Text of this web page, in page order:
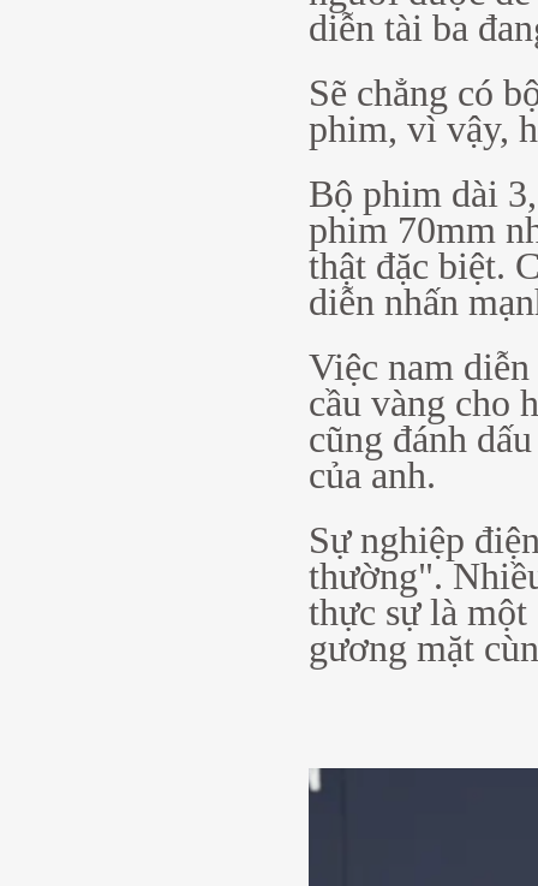
diễn tài ba
Sẽ chẳng có
phim, vì vậy,
Bộ phim dài
phim 70mm
thật đặc biệt.
diễn nhấn
Việc nam
cầu vàng cho
cũng đánh
của anh.
Sự nghiệp
thường".
thực sự là
gương mặt